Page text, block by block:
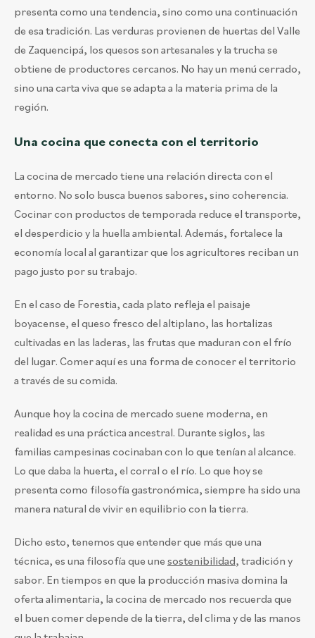
presenta como una tendencia, sino como una continuación
de esa tradición. Las verduras provienen de huertas del Valle
de Zaquencipá, los quesos son artesanales y la trucha se
obtiene de productores cercanos. No hay un menú cerrado,
sino una carta viva que se adapta a la materia prima de la
región.
Una cocina que conecta con el territorio
La cocina de mercado tiene una relación directa con el
entorno. No solo busca buenos sabores, sino coherencia.
Cocinar con productos de temporada reduce el transporte,
el desperdicio y la huella ambiental. Además, fortalece la
economía local al garantizar que los agricultores reciban un
pago justo por su trabajo.
En el caso de Forestia, cada plato refleja el paisaje
boyacense, el queso fresco del altiplano, las hortalizas
cultivadas en las laderas, las frutas que maduran con el frío
del lugar. Comer aquí es una forma de conocer el territorio
a través de su comida.
Aunque hoy la cocina de mercado suene moderna, en
realidad es una práctica ancestral. Durante siglos, las
familias campesinas cocinaban con lo que tenían al alcance.
Lo que daba la huerta, el corral o el río. Lo que hoy se
presenta como filosofía gastronómica, siempre ha sido una
manera natural de vivir en equilibrio con la tierra.
Dicho esto, tenemos que entender que más que una
técnica, es una filosofía que une sostenibilidad, tradición y
sabor. En tiempos en que la producción masiva domina la
oferta alimentaria, la cocina de mercado nos recuerda que
el buen comer depende de la tierra, del clima y de las manos